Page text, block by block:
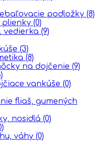
podložky (8)
plienky (0)
vedierka (9)
(3)
(8)
na dojčenie (9)
vankúše (0)
fliaš, gumených
nosidlá (0)
váhy (0)